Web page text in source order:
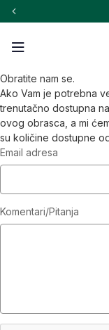
Obratite nam se.
Ako Vam je potrebna
trenutačno dostupna
ovog obrasca, a mi
su količine dostupne
Email adresa
Komentari/Pitanja